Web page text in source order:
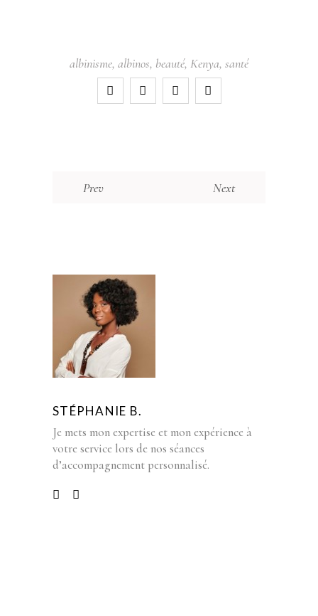
albinisme, albinos, beauté, Kenya, santé
Prev Next
STÉPHANIE B.
Je mets mon expertise et mon expérience à
votre service lors de nos séances
d’accompagnement personnalisé.